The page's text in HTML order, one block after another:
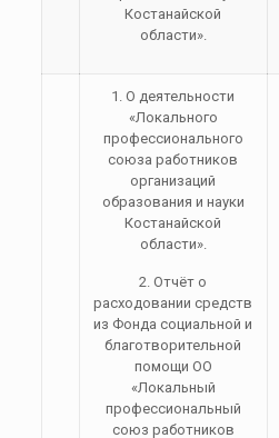
Костанайской
области».
1. О деятельности
«Локального
профессионального
союза работников
организаций
образования и науки
Костанайской
области».
2. Отчёт о
расходовании средств
из Фонда социальной и
благотворительной
помощи ОО
«Локальный
профессиональный
союз работников